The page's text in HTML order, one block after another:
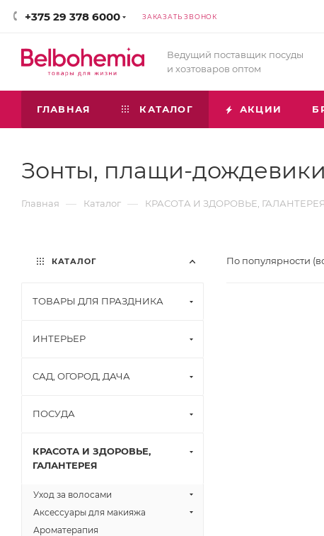
+375 29 378 6000 ЗАКАЗАТЬ ЗВОНОК
Ведущий поставщик посуды
и хозтоваров оптом
ГЛАВНАЯ КАТАЛОГ АКЦИИ
Зонты, плащи-дождевики
Главная — Каталог — КРАСОТА И ЗДОРОВЬЕ, ГАЛАНТЕРЕЯ
По популярности
КАТАЛОГ
ТОВАРЫ ДЛЯ ПРАЗДНИКА
ИНТЕРЬЕР
САД, ОГОРОД, ДАЧА
ПОСУДА
КРАСОТА И ЗДОРОВЬЕ,
ГАЛАНТЕРЕЯ
Уход за волосами
Аксессуары для макияжа
Ароматерапия